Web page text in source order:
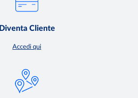
Diventa Cliente
Accedi qui